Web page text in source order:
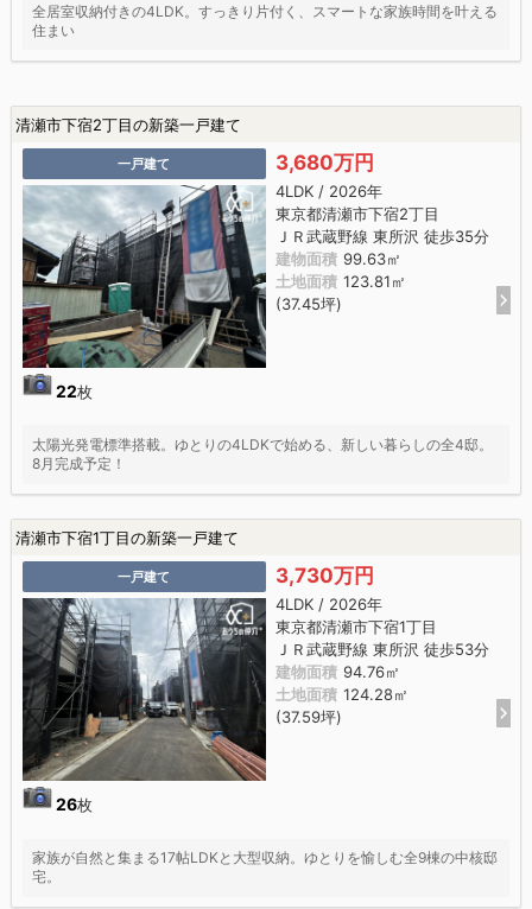
全居室収納付きの4LDK。すっきり片付く、スマートな家族時間を叶える
住まい
清瀬市下宿2丁目の新築一戸建て
一戸建て
22枚
3,680万円
4LDK / 2026年
東京都清瀬市下宿2丁目
ＪＲ武蔵野線 東所沢 徒歩35分
建物面積 99.63㎡
土地面積 123.81㎡
(37.45坪)
太陽光発電標準搭載。ゆとりの4LDKで始める、新しい暮らしの全4邸。
8月完成予定！
清瀬市下宿1丁目の新築一戸建て
一戸建て
26枚
3,730万円
4LDK / 2026年
東京都清瀬市下宿1丁目
ＪＲ武蔵野線 東所沢 徒歩53分
建物面積 94.76㎡
土地面積 124.28㎡
(37.59坪)
家族が自然と集まる17帖LDKと大型収納。ゆとりを愉しむ全9棟の中核邸
宅。